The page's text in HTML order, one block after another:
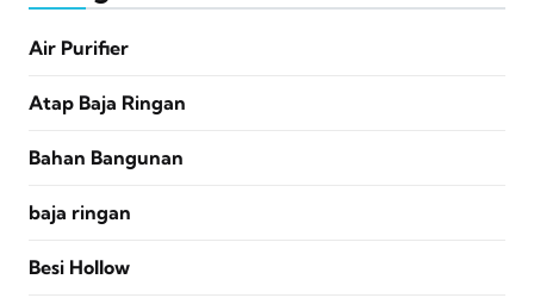
Air Purifier
Atap Baja Ringan
Bahan Bangunan
baja ringan
Besi Hollow